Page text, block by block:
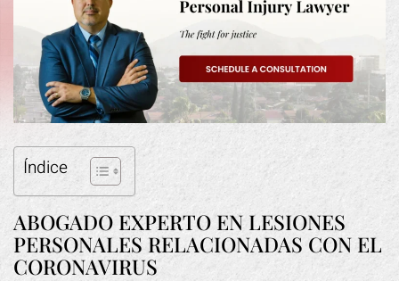
Índice
ABOGADO EXPERTO EN LESIONES
PERSONALES RELACIONADAS CON EL
CORONAVIRUS